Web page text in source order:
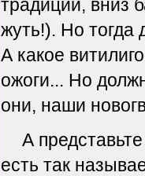
традиции, вниз
жуть!). Но тогда
А какое
ожоги... Но
они, наши
А
есть так